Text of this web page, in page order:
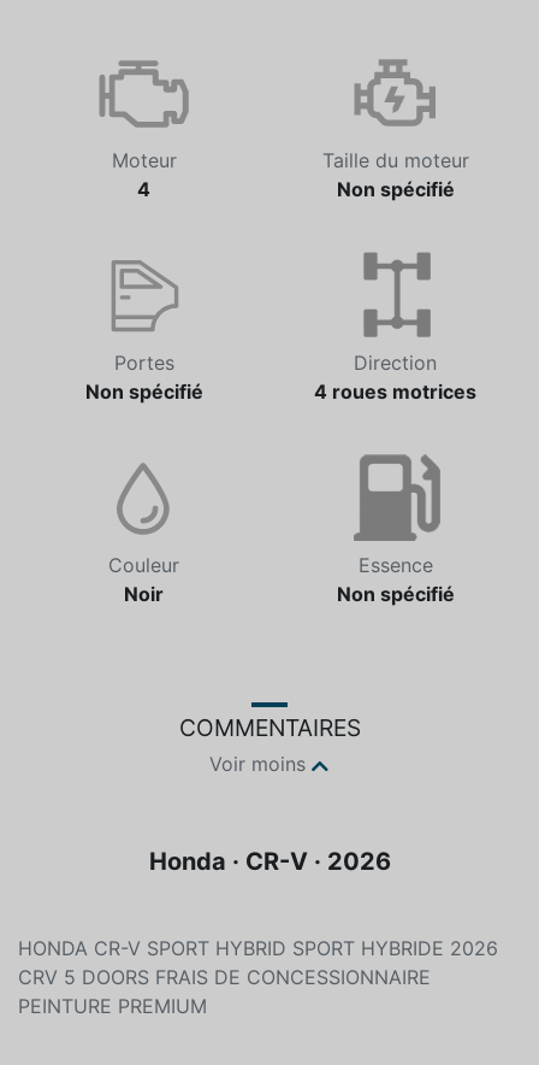
Moteur
4
Taille du moteur
Non spécifié
Portes
Non spécifié
Direction
4 roues motrices
Couleur
Noir
Essence
Non spécifié
COMMENTAIRES
Voir moins
Honda · CR-V · 2026
HONDA CR-V SPORT HYBRID SPORT HYBRIDE 2026
CRV 5 DOORS FRAIS DE CONCESSIONNAIRE
PEINTURE PREMIUM